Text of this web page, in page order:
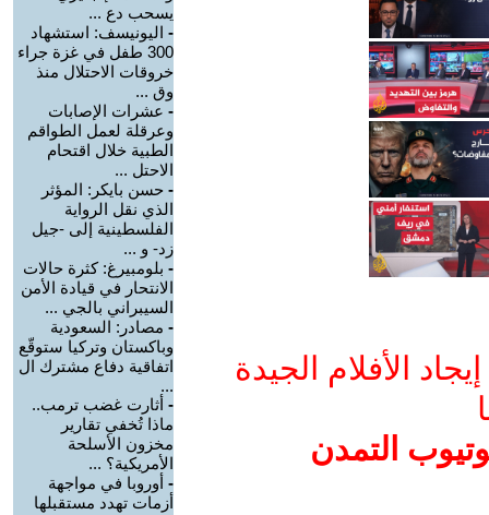
الأفلام الجيدة
التمدن
يسحب دع ...
- اليونيسف: استشهاد
300 طفل في غزة جراء
خروقات الاحتلال منذ
وق ...
- عشرات الإصابات
وعرقلة لعمل الطواقم
الطبية خلال اقتحام
الاحتل ...
- حسن بايكر: المؤثر
الذي نقل الرواية
الفلسطينية إلى -جيل
زد- و ...
- بلومبيرغ: كثرة حالات
الانتحار في قيادة الأمن
السيبراني بالجي ...
- مصادر: السعودية
وباكستان وتركيا ستوقّع
اتفاقية دفاع مشترك ال
...
- أثارت غضب ترمب..
ماذا تُخفي تقارير
مخزون الأسلحة
الأمريكية؟ ...
- أوروبا في مواجهة
أزمات تهدد مستقبلها